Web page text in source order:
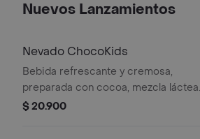
Nuevos Lanzamientos
Nevado ChocoKids
Bebida refrescante y cremosa,
preparada con cocoa, mezcla láctea
reducida en azúcar, decorada con
$ 20.900